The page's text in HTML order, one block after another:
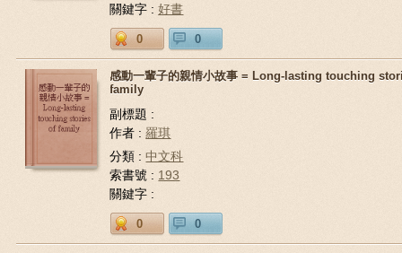
關鍵字 :好書
0 0
感動一輩子的親情小故事 = Long-lasting touching
family
副標題 :
作者 :羅琪
分類 :中文科
索書號 : 193
關鍵字 :
0 0